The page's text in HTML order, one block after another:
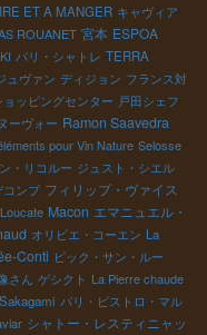
ET A MANGER キャヴィア
ROUANET 宮本 ESPOA
パリ・シャトレ TERRA
ュヴァン ディジョン フランス対
ッピングセンター 戸田シェフ
ーヴォー Ramon Saavedra
pour Vin Nature Selosse
・リコルー ジュスト・シエル
ンブ フィリップ・ヴァイス
Loucate Macon エマニュエル・
オリビエ・コーエン La
Conti ピック・サン・ルー
さん ゲシクト La Pierre chaude
Sakagami パリ・ビストロ・マル
シャトー・レスティニャッ